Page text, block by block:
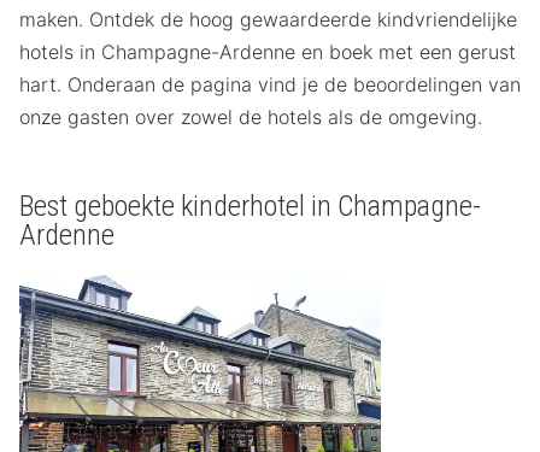
maken. Ontdek de hoog gewaardeerde kindvriendelijke
hotels in Champagne-Ardenne en boek met een gerust
hart. Onderaan de pagina vind je de beoordelingen van
onze gasten over zowel de hotels als de omgeving.
Best geboekte kinderhotel in Champagne-
Ardenne